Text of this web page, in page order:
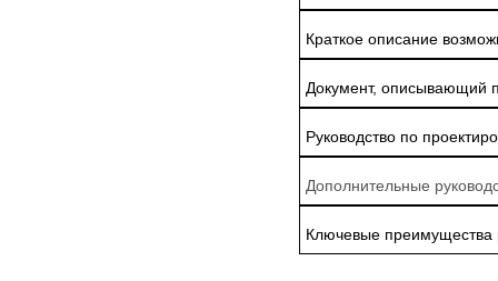
Краткое описание
Документ, описывающий
Руководство по
Дополнительные
Ключевые